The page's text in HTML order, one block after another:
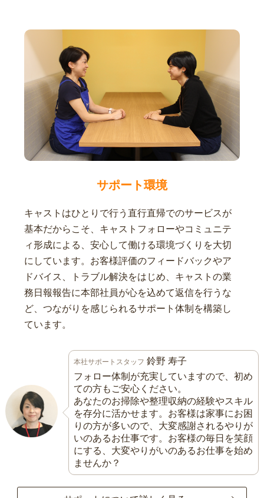
サポート環境
キャストはひとりで行う直行直帰でのサービスが
基本だからこそ、キャストフォローやコミュニテ
ィ形成による、安心して働ける環境づくりを大切
にしています。お客様評価のフィードバックやア
ドバイス、トラブル解決をはじめ、キャストの業
務日報報告に本部社員が心を込めて返信を行うな
ど、つながりを感じられるサポート体制を構築し
ています。
本社サポートスタッフ 鈴野 寿子
フォロー体制が充実していますので、初め
ての方もご安心ください。
あなたのお掃除や整理収納の経験やスキル
を存分に活かせます。お客様は家事にお困
りの方が多いので、大変感謝されるやりが
いのあるお仕事です。お客様の毎日を笑顔
にする、大変やりがいのあるお仕事を始め
ませんか？